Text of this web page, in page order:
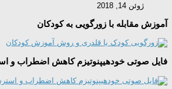
ژوئن 14, 2018
آموزش مقابله با زورگویی به کودکان
فایل صوتی خودهیپنوتیزم کاهش اضطراب و